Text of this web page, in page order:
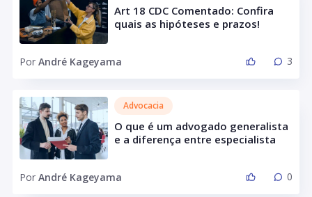
Art 18 CDC Comentado: Confira
quais as hipóteses e prazos!
Por André Kageyama 3
Advocacia
O que é um advogado generalista
e a diferença entre especialista
Por André Kageyama 0